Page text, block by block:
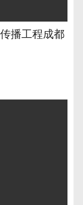
播工程成都